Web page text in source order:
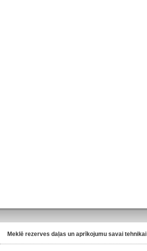
Meklē rezerves daļas un aprīkojumu savai tehnikai